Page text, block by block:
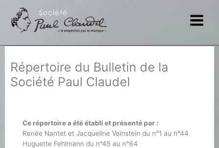
contenu
Répertoire du Bulletin de la
Société Paul Claudel
Ce répertoire a été établi et présenté par :
Renée Nantet et Jacqueline Veinstein du n°1 au n°44
Huguette Fehlmann du n°45 au n°64